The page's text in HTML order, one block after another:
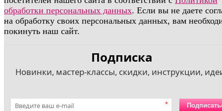
обработки персональных данных. Если вы не даете
на обработку своих персональных данных, вам
покинуть наш сайт.
Подписка
Новинки, мастер-классы, скидки, инструкции,
*